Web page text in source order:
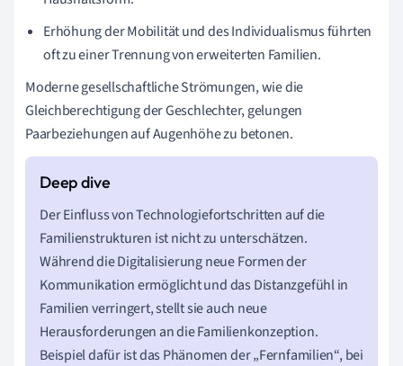
Erhöhung der Mobilität und des Individualismus führten
oft zu einer Trennung von erweiterten Familien.
Moderne gesellschaftliche Strömungen, wie die
Gleichberechtigung der Geschlechter, gelungen
Paarbeziehungen auf Augenhöhe zu betonen.
Der Einfluss von Technologiefortschritten auf die
Familienstrukturen ist nicht zu unterschätzen.
Während die Digitalisierung neue Formen der
Kommunikation ermöglicht und das Distanzgefühl in
Familien verringert, stellt sie auch neue
Herausforderungen an die Familienkonzeption.
Beispiel dafür ist das Phänomen der „Fernfamilien“, bei